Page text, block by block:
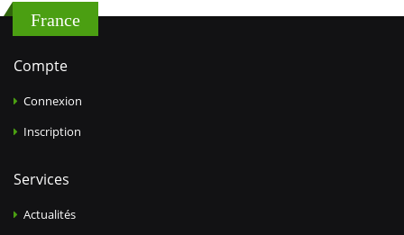
France
Compte
Connexion
Inscription
Services
Actualités